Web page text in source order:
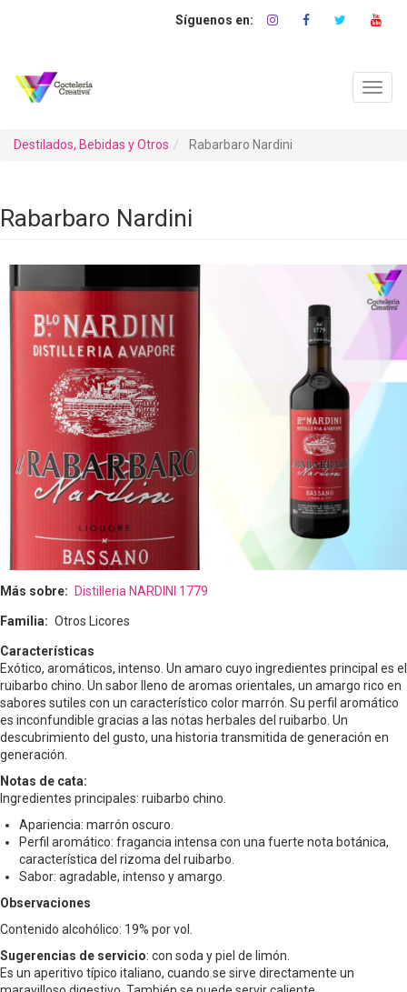
Destilados, Bebidas y Otros Rabarbaro Nardini
Rabarbaro Nardini
Más sobre Distilleria NARDINI 1779
Familia Otros Licores
Características
Exótico, aromáticos, intenso. Un amaro cuyo ingredientes principal es el
ruibarbo chino. Un sabor lleno de aromas orientales, un amargo rico en
sabores sutiles con un característico color marrón. Su perfil aromático
es inconfundible gracias a las notas herbales del ruibarbo. Un
descubrimiento del gusto, una historia transmitida de generación en
generación.
Notas de cata:
Ingredientes principales: ruibarbo chino.
Apariencia: marrón oscuro.
Perfil aromático: fragancia intensa con una fuerte nota botánica,
característica del rizoma del ruibarbo.
Sabor: agradable, intenso y amargo.
Observaciones
Contenido alcohólico: 19% por vol.
Sugerencias de servicio: con soda y piel de limón.
Es un aperitivo típico italiano, cuando se sirve directamente un